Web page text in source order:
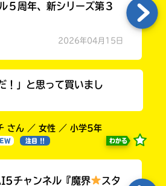
５周年、新シリーズ第３
2026年04月15日
！」と思って買いまし
さん ／ 女性 ／ 小学5年
注目 !! わかる
チャンネル『魔界
スタ